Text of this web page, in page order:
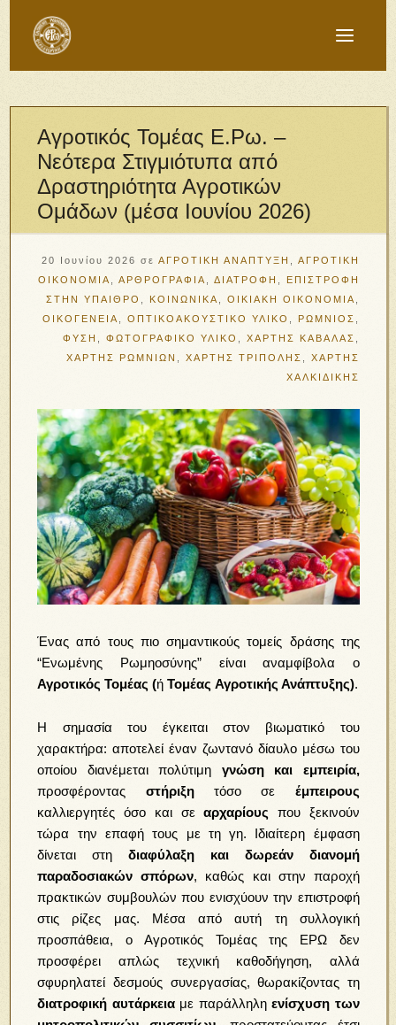
Αγροτικός Τομέας Ε.Ρω. –
Νεότερα Στιγμιότυπα από
Δραστηριότητα Αγροτικών
Ομάδων (μέσα Ιουνίου 2026)
20 Ιουνίου 2026 σε ΑΓΡΟΤΙΚΗ ΑΝΑΠΤΥΞΗ
ΑΓΡΟΤΙΚΗ
ΟΙΚΟΝΟΜΙΑ
ΑΡΘΡΟΓΡΑΦΙΑ ΔΙΑΤΡΟΦΗ
ΕΠΙΣΤΡΟΦΗ
ΣΤΗΝ ΥΠΑΙΘΡΟ
ΚΟΙΝΩΝΙΚΑ ΟΙΚΙΑΚΗ ΟΙΚΟΝΟΜΙΑ
ΟΙΚΟΓΕΝΕΙΑ
ΟΠΤΙΚΟΑΚΟΥΣΤΙΚΟ ΥΛΙΚΟ ΡΩΜΝΙΟΣ
ΦΥΣΗ
ΦΩΤΟΓΡΑΦΙΚΟ ΥΛΙΚΟ ΧΑΡΤΗΣ ΚΑΒΑΛΑΣ
ΧΑΡΤΗΣ ΡΩΜΝΙΩΝ
ΧΑΡΤΗΣ ΤΡΙΠΟΛΗΣ
ΧΑΡΤΗΣ
ΧΑΛΚΙΔΙΚΗΣ
Ένας από τους πιο σημαντικούς τομείς δράσης της
“Ενωμένης Ρωμηοσύνης” είναι αναμφίβολα ο
Αγροτικός Τομέας (ήΤομέας Αγροτικής Ανάπτυξης).
Η σημασία του έγκειται στον βιωματικό του
χαρακτήρα: αποτελεί έναν ζωντανό δίαυλο μέσω του
οποίου διανέμεται πολύτιμη γνώση και εμπειρία,
προσφέροντας στήριξητόσο σε έμπειρους
καλλιεργητές όσο και σεαρχαρίουςπου ξεκινούν
τώρα την επαφή τους με τη γη. Ιδιαίτερη έμφαση
δίνεται στηδιαφύλαξη και δωρεάν διανομή
παραδοσιακών σπόρων, καθώς και στην παροχή
πρακτικών συμβουλών που ενισχύουν την επιστροφή
στις ρίζες μας. Μέσα από αυτή τη συλλογική
προσπάθεια, ο Αγροτικός Τομέας της ΕΡΩ δεν
προσφέρει απλώς τεχνική καθοδήγηση, αλλά
σφυρηλατεί δεσμούς συνεργασίας, θωρακίζοντας τη
διατροφική αυτάρκεια με παράλληληενίσχυση των